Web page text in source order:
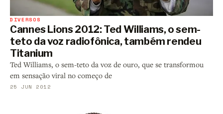
DIVERSOS
Cannes Lions 2012: Ted Williams, o sem-
teto da voz radiofônica, também rendeu
Titanium
Ted Williams, o sem-teto da voz de ouro, que se transformou
em sensação viral no começo de
25 JUN 2012